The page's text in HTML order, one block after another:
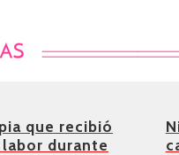
que recibió
durante